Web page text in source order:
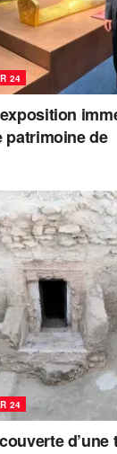
24
patrimoine de
24
d’une